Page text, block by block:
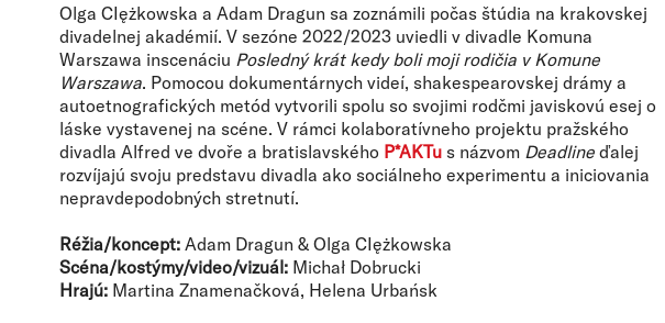
Olga CIężkowska a Adam Dragun sa zoznámili počas štúdia na krakovskej
divadelnej akadémií. V sezóne 2022/2023 uviedli v divadle Komuna
Warszawa inscenáciu Posledný krát kedy boli moji rodičia v Komune
Warszawa. Pomocou dokumentárnych videí, shakespearovskej drámy a
autoetnografických metód vytvorili spolu so svojimi rodčmi javiskovú esej o
láske vystavenej na scéne. V rámci kolaboratívneho projektu pražského
divadla Alfred ve dvoře a bratislavského P*AKTu s názvom Deadline ďalej
rozvíjajú svoju predstavu divadla ako sociálneho experimentu a iniciovania
nepravdepodobných stretnutí.
Réžia/koncept: Adam Dragun & Olga CIężkowska
Scéna/kostýmy/video/vizuál: Michał Dobrucki
Hrajú: Martina Znamenačková, Helena Urbańsk